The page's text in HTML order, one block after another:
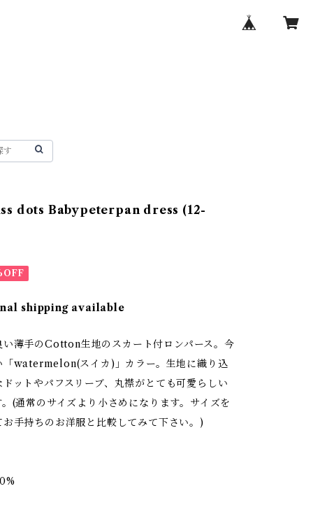
dots Babypeterpan dress (12-
shipping available
い薄手のCotton生地のスカート付ロンパース。今
「watermelon(スイカ)」カラー。生地に織り込
ットやパフスリーブ、丸襟がとても可愛らしい
(通常のサイズより小さめになります。サイズを
手持ちのお洋服と比較してみて下さい。)